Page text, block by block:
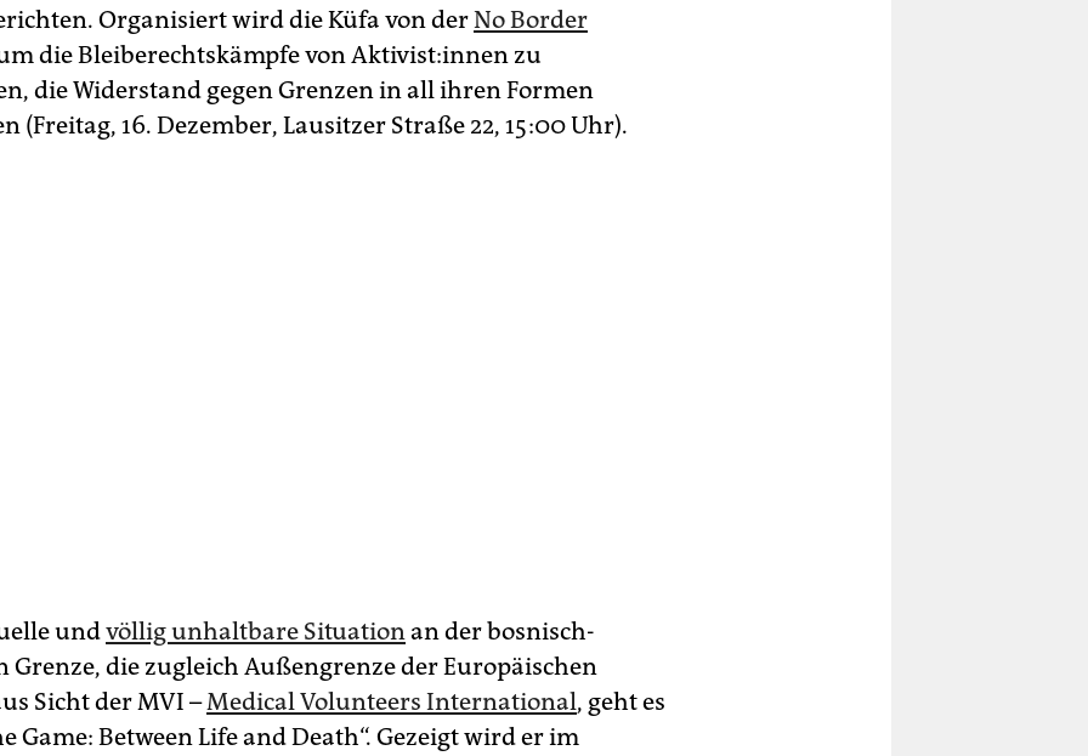
Organisiert wird die Küfa von derNo Border
die Bleiberechtskämpfe von Ak­ti­vis­t:in­nen zu
die Widerstand gegen Grenzen in all ihren Formen
(Freitag, 16. Dezember, Lausitzer Straße 22, 15:00 Uhr).
undvöllig unhaltbare Situationan der bosnisch-
Grenze, die zugleich Außengrenze der Europäischen
Sicht der MVI –Medical Volunteers International, geht es
Game: Between Life and Death“. Gezeigt wird er im